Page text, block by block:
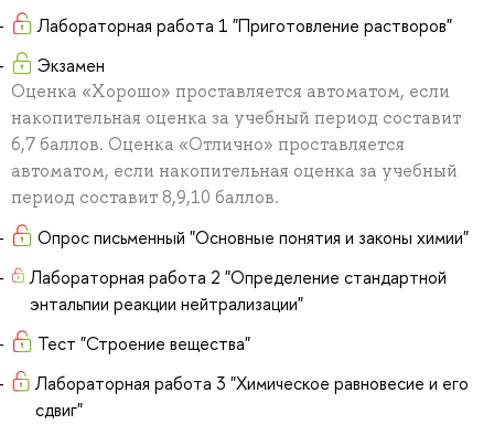
Лабораторная работа 1 "Приготовление растворов"
Экзамен
Оценка «Хорошо» проставляется автоматом, если
накопительная оценка за учебный период составит
6,7 баллов. Оценка «Отлично» проставляется
автоматом, если накопительная оценка за учебный
период составит 8,9,10 баллов.
Опрос письменный "Основные понятия и законы химии"
Лабораторная работа 2 "Определение стандартной
энтальпии реакции нейтрализации"
Тест "Строение вещества"
Лабораторная работа 3 "Химическое равновесие и его
сдвиг"